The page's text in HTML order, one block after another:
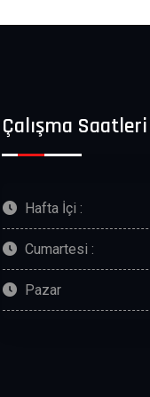
Çalışma Saatleri
Hafta İçi :
Cumartesi :
Pazar